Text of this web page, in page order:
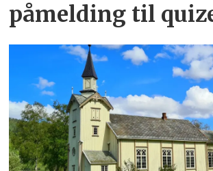
påmelding til